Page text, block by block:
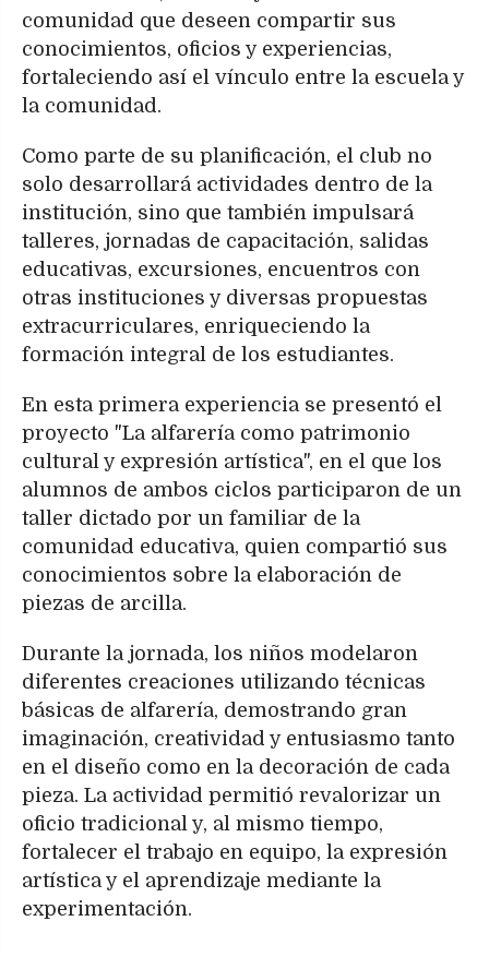
comunidad que deseen compartir sus
conocimientos, oficios y experiencias,
fortaleciendo así el vínculo entre la escuela y
la comunidad.
Como parte de su planificación, el club no
solo desarrollará actividades dentro de la
institución, sino que también impulsará
talleres, jornadas de capacitación, salidas
educativas, excursiones, encuentros con
otras instituciones y diversas propuestas
extracurriculares, enriqueciendo la
formación integral de los estudiantes.
En esta primera experiencia se presentó el
proyecto "La alfarería como patrimonio
cultural y expresión artística", en el que los
alumnos de ambos ciclos participaron de un
taller dictado por un familiar de la
comunidad educativa, quien compartió sus
conocimientos sobre la elaboración de
piezas de arcilla.
Durante la jornada, los niños modelaron
diferentes creaciones utilizando técnicas
básicas de alfarería, demostrando gran
imaginación, creatividad y entusiasmo tanto
en el diseño como en la decoración de cada
pieza. La actividad permitió revalorizar un
oficio tradicional y, al mismo tiempo,
fortalecer el trabajo en equipo, la expresión
artística y el aprendizaje mediante la
experimentación.